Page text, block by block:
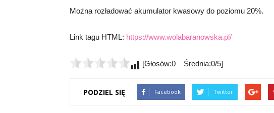
Można rozładować akumulator kwasowy do poziomu 20%.
Link tagu HTML: https://www.wolabaranowska.pl/
[Głosów:0 Średnia:0/5]
PODZIEL SIĘ Facebook Twitter